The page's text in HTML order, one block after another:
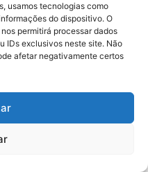
usamos tecnologias como
do dispositivo. O
permitirá processar dados
IDs exclusivos neste site. Não
afetar negativamente certos
e